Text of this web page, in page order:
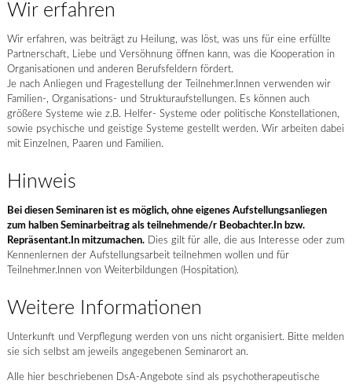
Wir erfahren
Wir erfahren, was beiträgt zu Heilung, was löst, was uns für eine erfüllte
Partnerschaft, Liebe und Versöhnung öffnen kann, was die Kooperation in
Organisationen und anderen Berufsfeldern fördert.
Je nach Anliegen und Fragestellung der Teilnehmer.Innen verwenden wir
Familien-, Organisations- und Strukturaufstellungen. Es können auch
größere Systeme wie z.B. Helfer- Systeme oder politische Konstellationen,
sowie psychische und geistige Systeme gestellt werden. Wir arbeiten dabei
mit Einzelnen, Paaren und Familien.
Hinweis
Bei diesen Seminaren ist es möglich, ohne eigenes Aufstellungsanliegen
zum halben Seminarbeitrag als teilnehmende/r Beobachter.In bzw.
Repräsentant.In mitzumachen.Dies gilt für alle, die aus Interesse oder zum
Kennenlernen der Aufstellungsarbeit teilnehmen wollen und für
Teilnehmer.Innen von Weiterbildungen (Hospitation).
Weitere Informationen
Unterkunft und Verpflegung werden von uns nicht organisiert. Bitte melden
sie sich selbst am jeweils angegebenen Seminarort an.
Alle hier beschriebenen DsA-Angebote sind als psychotherapeutische